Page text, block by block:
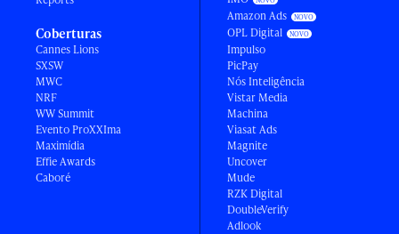
Coberturas
Cannes Lions
SXSW
MWC
NRF
WW Summit
Evento ProXXIma
Maximídia
Effie Awards
Caboré
Amazon Ads
OPL Digital
Impulso
PicPay
Nós Inteligência
Vistar Media
Machina
Viasat Ads
Magnite
Uncover
Mude
RZK Digital
DoubleVerify
Adlook